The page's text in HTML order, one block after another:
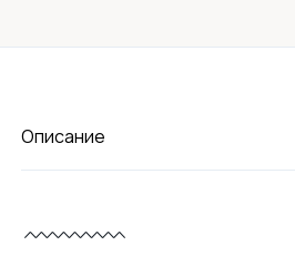
Описание